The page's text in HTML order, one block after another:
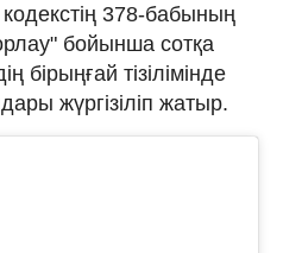
378-бабының
бойынша сотқа
бірыңғай тізілімінде
жүргізіліп жатыр.